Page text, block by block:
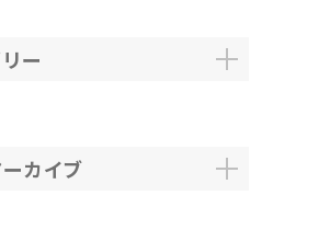
ー
カイブ